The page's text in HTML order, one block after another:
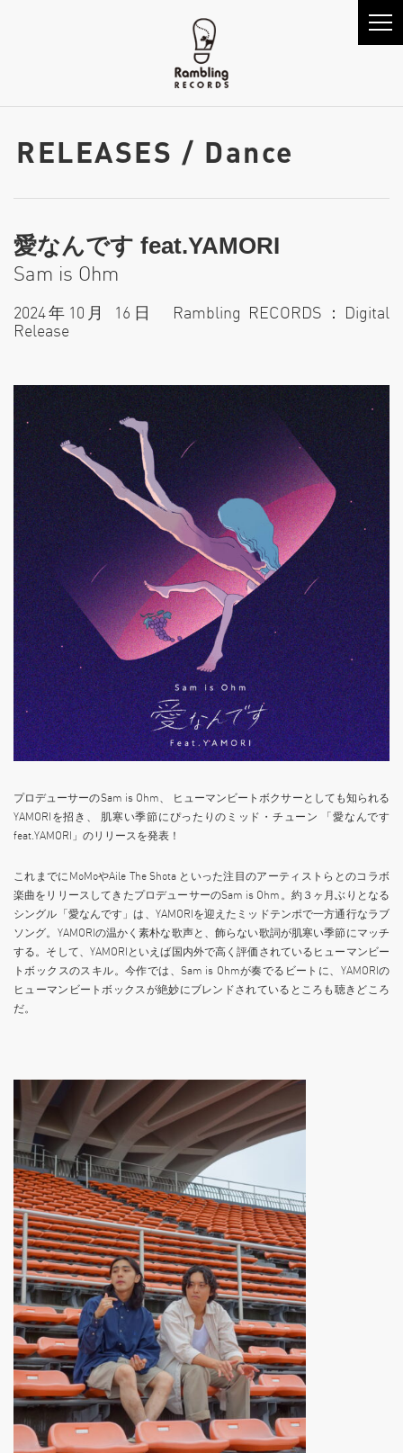
RELEASES / Dance
愛なんです feat.YAMORI
Sam is Ohm
2024年10月 16日 Rambling RECORDS：Digital
Release
プロデューサーのSam is Ohm、 ヒューマンビートボクサーとしても知られる
YAMORIを招き、 肌寒い季節にぴったりのミッド・チューン 「愛なんです
feat.YAMORI」のリリースを発表！
これまでにMoMoやAile The Shota といった注目のアーティストらとのコラボ
楽曲をリリースしてきたプロデューサーのSam is Ohm。約３ヶ月ぶりとなる
シングル「愛なんです」は、YAMORIを迎えたミッドテンポで一方通行なラブ
ソング。YAMORIの温かく素朴な歌声と、飾らない歌詞が肌寒い季節にマッチ
する。そして、YAMORIといえば国内外で高く評価されているヒューマンビー
トボックスのスキル。今作では、Sam is Ohmが奏でるビートに、YAMORIの
ヒューマンビートボックスが絶妙にブレンドされているところも聴きどころ
だ。